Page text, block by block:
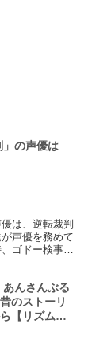
」の声優は
は、逆転裁判
声優を務めて
ゴドー検事、
あんさんぶる
のストーリ
【リズムゲ